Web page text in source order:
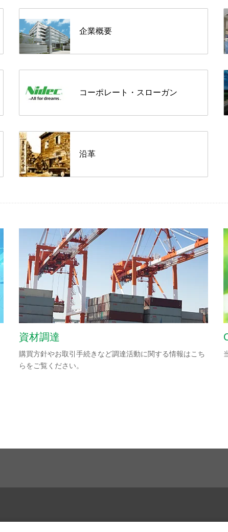
企業概要
コーポレート・スローガン
沿革
資材調達
購買方針やお取引手続きなど調達活動に関する情報はこち
らをご覧ください。